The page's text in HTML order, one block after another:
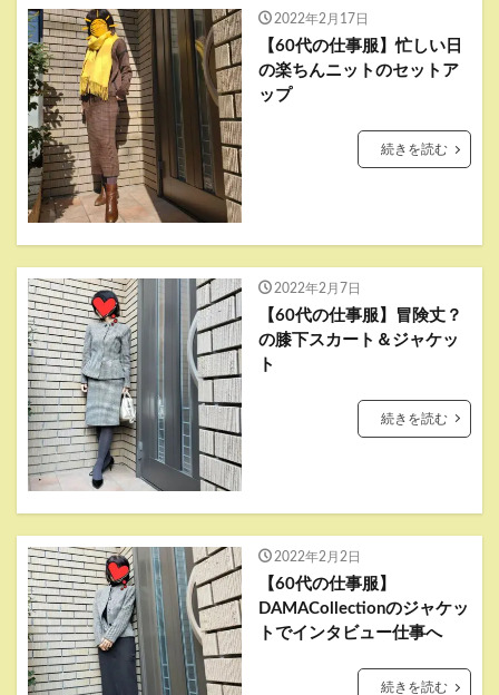
2022年2月17日
【60代の仕事服】忙しい日
の楽ちんニットのセットア
ップ
続きを読む
2022年2月7日
【60代の仕事服】冒険丈？
の膝下スカート＆ジャケッ
ト
続きを読む
2022年2月2日
【60代の仕事服】
DAMACollectionのジャケッ
トでインタビュー仕事へ
続きを読む